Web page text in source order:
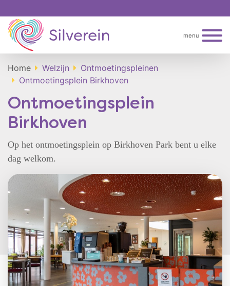
menu
Home Welzijn
Ontmoetingspleinen
Ontmoetingsplein Birkhoven
Ontmoetingsplein
Birkhoven
Op het ontmoetingsplein op Birkhoven Park bent u elke
dag welkom.